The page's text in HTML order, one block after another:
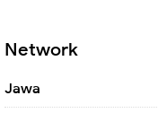
Network
Jawa